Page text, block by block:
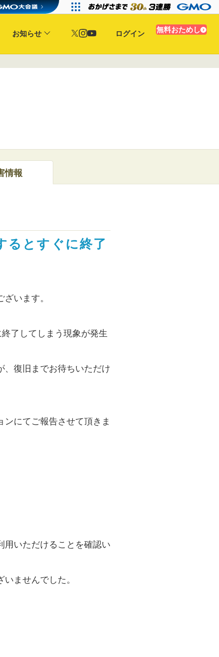
お知らせ ログイン 無料おためし
情報
るとすぐに終了
います。
了してしまう現象が発生
、復旧までお待ちいただけ
にてご報告させて頂きま
用いただけることを確認い
ませんでした。